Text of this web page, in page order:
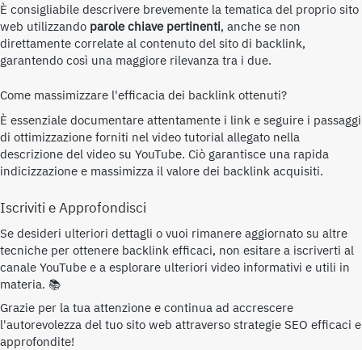
È consigliabile descrivere brevemente la tematica del proprio sito
web utilizzando parole chiave pertinenti, anche se non
direttamente correlate al contenuto del sito di backlink,
garantendo così una maggiore rilevanza tra i due.
Come massimizzare l'efficacia dei backlink ottenuti?
È essenziale documentare attentamente i link e seguire i passaggi
di ottimizzazione forniti nel video tutorial allegato nella
descrizione del video su YouTube. Ciò garantisce una rapida
indicizzazione e massimizza il valore dei backlink acquisiti.
Iscriviti e Approfondisci
Se desideri ulteriori dettagli o vuoi rimanere aggiornato su altre
tecniche per ottenere backlink efficaci, non esitare a iscriverti al
canale YouTube e a esplorare ulteriori video informativi e utili in
materia. 📚
Grazie per la tua attenzione e continua ad accrescere
l'autorevolezza del tuo sito web attraverso strategie SEO efficaci e
approfondite!